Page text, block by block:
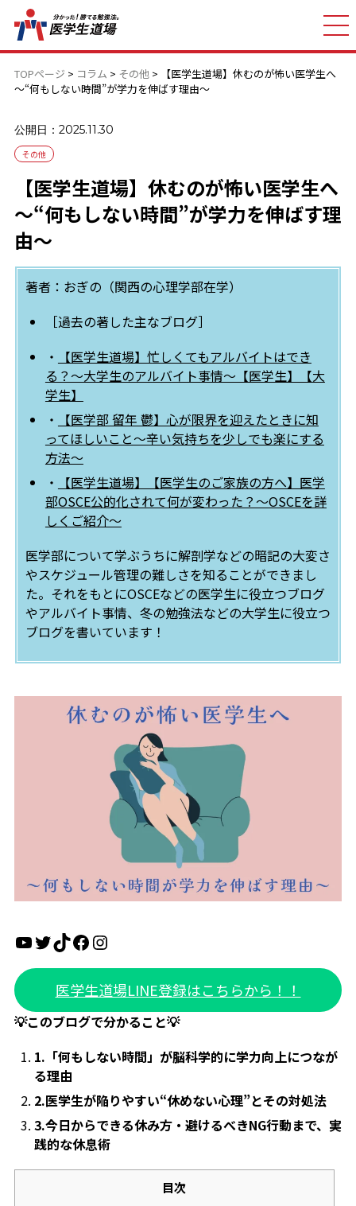
TOPページ > コラム > その他>
【医学生道場】休むのが怖い医学生へ
～“何もしない時間”が学力を伸ばす理由～
公開日：2025.11.30
その他
【医学生道場】休むのが怖い医学生へ
～“何もしない時間”が学力を伸ばす理
由～
著者：おぎの（関西の心理学部在学）
［過去の著した主なブログ］
・
【医学生道場】忙しくてもアルバイトはでき
る？～大学生のアルバイト事情～【医学生】【大
学生】
・
【医学部 留年 鬱】心が限界を迎えたときに知
ってほしいこと～辛い気持ちを少しでも楽にする
方法～
・
【医学生道場】【医学生のご家族の方へ】医学
部OSCE公的化されて何が変わった？～OSCEを詳
しくご紹介～
医学部について学ぶうちに解剖学などの暗記の大変さ
やスケジュール管理の難しさを知ることができまし
た。それをもとにOSCEなどの医学生に役立つブログ
やアルバイト事情、冬の勉強法などの大学生に役立つ
ブログを書いています！
YouTube Twitter TikTok Facebook Instagram
医学生道場LINE登録はこちらから！！
💡このブログで分かること💡
1.「何もしない時間」が脳科学的に学力向上につなが
る理由
2.医学生が陥りやすい“休めない心理”とその対処法
3.今日からできる休み方・避けるべきNG行動まで、実
践的な休息術
目次